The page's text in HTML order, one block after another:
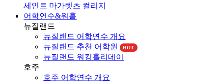
어학연수&워홀
뉴질랜드
뉴질랜드 어학연수 개요
뉴질랜드 추천 어학원
HOT
뉴질랜드 워킹홀리데이
호주
호주 추천 어학원